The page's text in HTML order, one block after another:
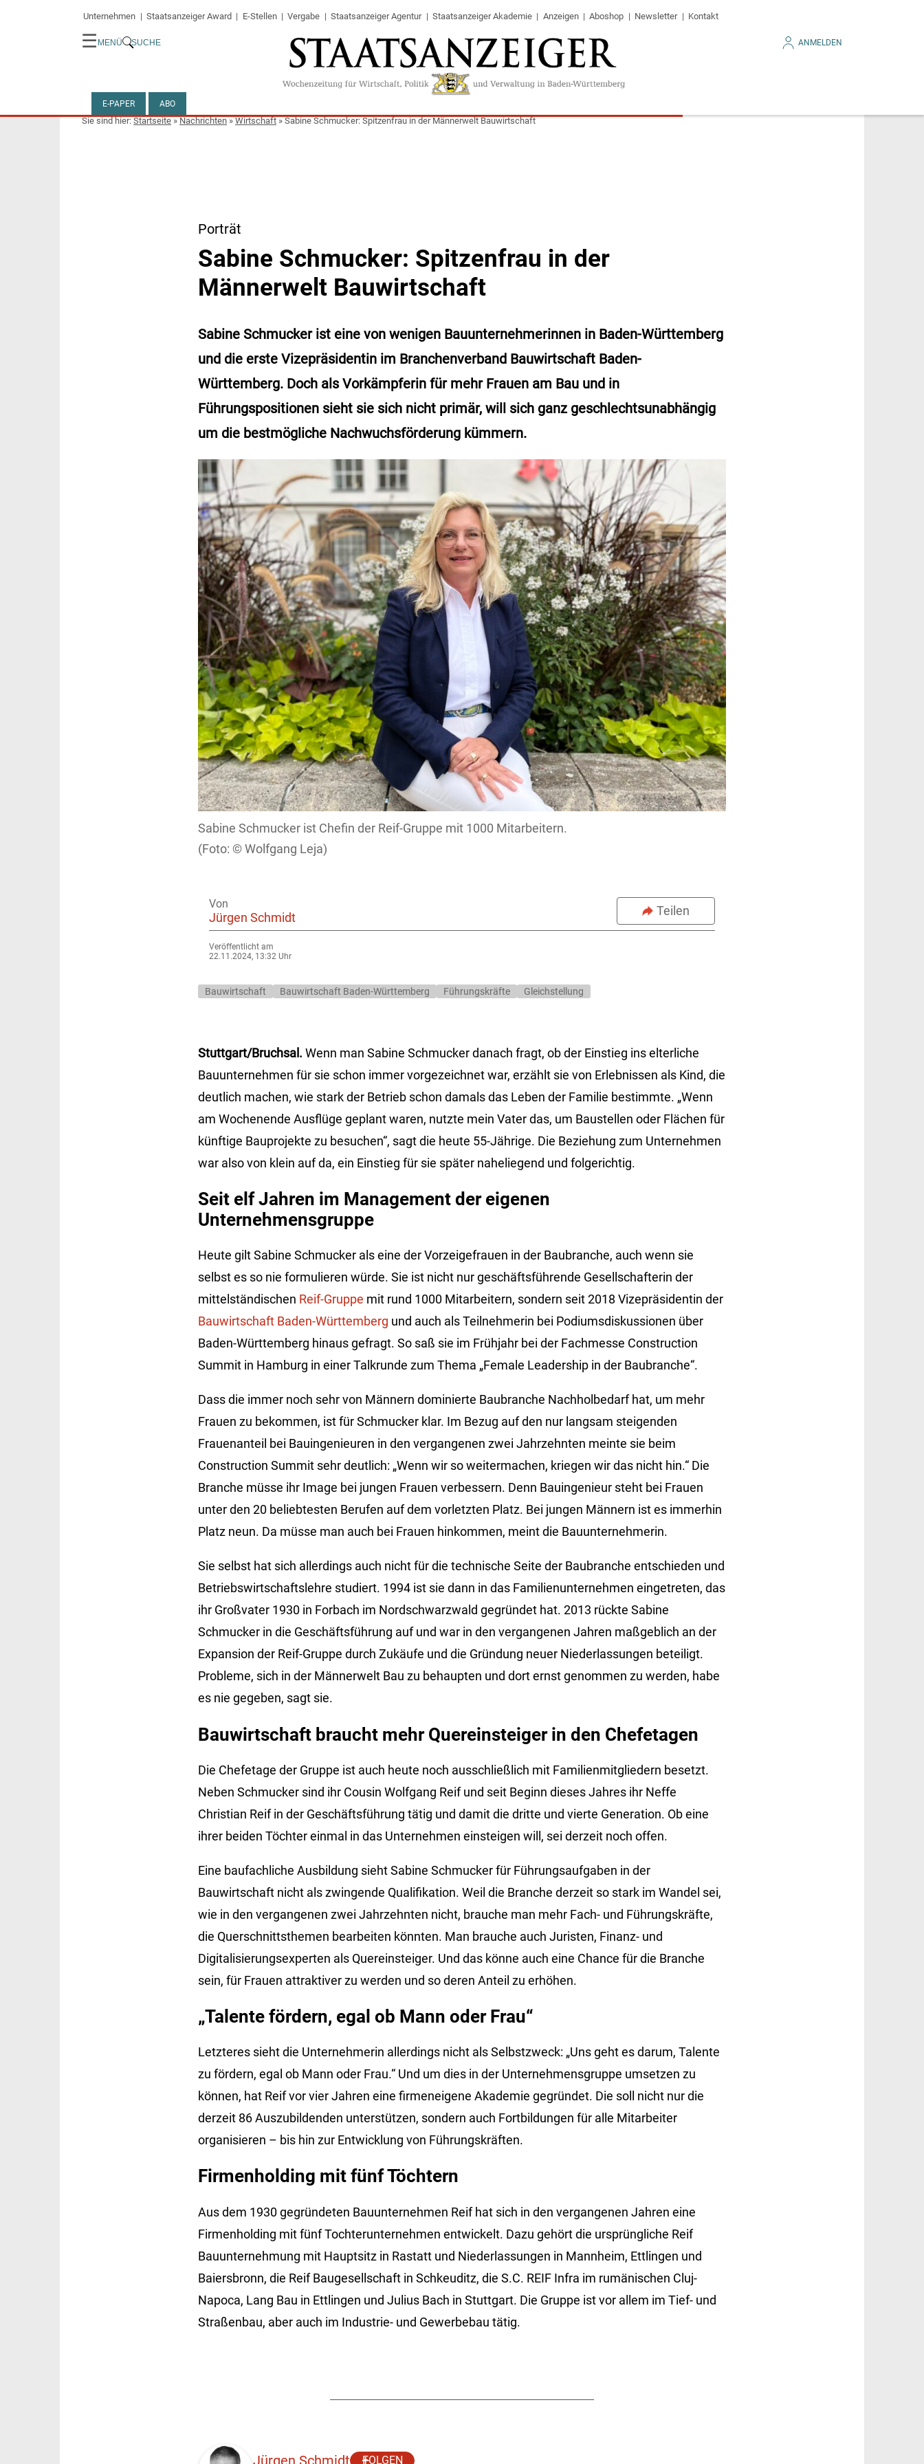
Unternehmen Staatsanzeiger Award E-Stellen Vergabe Staatsanzeiger Agentur Staatsanzeiger Akademie Anzeigen Aboshop Newsletter Kontakt
☰ MENÜ SUCHE ANMELDEN
E-PAPER ABO
Startseite»Nachrichten»Wirtschaft»Sabine Schmucker: Spitzenfrau in der Männerwelt Bauwirtschaft
Porträt
Sabine Schmucker: Spitzenfrau in der
Männerwelt Bauwirtschaft
Sabine Schmucker ist eine von wenigen Bauunternehmerinnen in Baden-Württemberg
und die erste Vizepräsidentin im Branchenverband Bauwirtschaft Baden-
Württemberg. Doch als Vorkämpferin für mehr Frauen am Bau und in
Führungspositionen sieht sie sich nicht primär, will sich ganz geschlechtsunabhängig
um die bestmögliche Nachwuchsförderung kümmern.
Sabine Schmucker ist Chefin der Reif-Gruppe mit 1000 Mitarbeitern.
Wolfgang Leja)
Von
Jürgen Schmidt Teilen
Veröffentlicht am
22.11.2024, 13:32 Uhr
Bauwirtschaft Bauwirtschaft Baden-Württemberg Führungskräfte Gleichstellung
Stuttgart/Bruchsal. Wenn man Sabine Schmucker danach fragt, ob der Einstieg ins elterliche
Bauunternehmen für sie schon immer vorgezeichnet war, erzählt sie von Erlebnissen als Kind, die
deutlich machen, wie stark der Betrieb schon damals das Leben der Familie bestimmte. „Wenn
am Wochenende Ausflüge geplant waren, nutzte mein Vater das, um Baustellen oder Flächen für
künftige Bauprojekte zu besuchen“, sagt die heute 55-Jährige. Die Beziehung zum Unternehmen
war also von klein auf da, ein Einstieg für sie später naheliegend und folgerichtig.
Seit elf Jahren im Management der eigenen
Unternehmensgruppe
Heute gilt Sabine Schmucker als eine der Vorzeigefrauen in der Baubranche, auch wenn sie
selbst es so nie formulieren würde. Sie ist nicht nur geschäftsführende Gesellschafterin der
mittelständischen Reif-Gruppe mit rund 1000 Mitarbeitern, sondern seit 2018 Vizepräsidentin der
Bauwirtschaft Baden-Württemberg und auch als Teilnehmerin bei Podiumsdiskussionen über
Baden-Württemberg hinaus gefragt. So saß sie im Frühjahr bei der Fachmesse Construction
Summit in Hamburg in einer Talkrunde zum Thema „Female Leadership in der Baubranche“.
Dass die immer noch sehr von Männern dominierte Baubranche Nachholbedarf hat, um mehr
Frauen zu bekommen, ist für Schmucker klar. Im Bezug auf den nur langsam steigenden
Frauenanteil bei Bauingenieuren in den vergangenen zwei Jahrzehnten meinte sie beim
Construction Summit sehr deutlich: „Wenn wir so weitermachen, kriegen wir das nicht hin.“ Die
Branche müsse ihr Image bei jungen Frauen verbessern. Denn Bauingenieur steht bei Frauen
unter den 20 beliebtesten Berufen auf dem vorletzten Platz. Bei jungen Männern ist es immerhin
Platz neun. Da müsse man auch bei Frauen hinkommen, meint die Bauunternehmerin.
Sie selbst hat sich allerdings auch nicht für die technische Seite der Baubranche entschieden und
Betriebswirtschaftslehre studiert. 1994 ist sie dann in das Familienunternehmen eingetreten, das
ihr Großvater 1930 in Forbach im Nordschwarzwald gegründet hat. 2013 rückte Sabine
Schmucker in die Geschäftsführung auf und war in den vergangenen Jahren maßgeblich an der
Expansion der Reif-Gruppe durch Zukäufe und die Gründung neuer Niederlassungen beteiligt.
Probleme, sich in der Männerwelt Bau zu behaupten und dort ernst genommen zu werden, habe
es nie gegeben, sagt sie.
Bauwirtschaft braucht mehr Quereinsteiger in den Chefetagen
Die Chefetage der Gruppe ist auch heute noch ausschließlich mit Familienmitgliedern besetzt.
Neben Schmucker sind ihr Cousin Wolfgang Reif und seit Beginn dieses Jahres ihr Neffe
Christian Reif in der Geschäftsführung tätig und damit die dritte und vierte Generation. Ob eine
ihrer beiden Töchter einmal in das Unternehmen einsteigen will, sei derzeit noch offen.
Eine baufachliche Ausbildung sieht Sabine Schmucker für Führungsaufgaben in der
Bauwirtschaft nicht als zwingende Qualifikation. Weil die Branche derzeit so stark im Wandel sei,
wie in den vergangenen zwei Jahrzehnten nicht, brauche man mehr Fach- und Führungskräfte,
die Querschnittsthemen bearbeiten könnten. Man brauche auch Juristen, Finanz- und
Digitalisierungsexperten als Quereinsteiger. Und das könne auch eine Chance für die Branche
sein, für Frauen attraktiver zu werden und so deren Anteil zu erhöhen.
„Talente fördern, egal ob Mann oder Frau“
Letzteres sieht die Unternehmerin allerdings nicht als Selbstzweck: „Uns geht es darum, Talente
zu fördern, egal ob Mann oder Frau.“ Und um dies in der Unternehmensgruppe umsetzen zu
können, hat Reif vor vier Jahren eine firmeneigene Akademie gegründet. Die soll nicht nur die
derzeit 86 Auszubildenden unterstützen, sondern auch Fortbildungen für alle Mitarbeiter
organisieren – bis hin zur Entwicklung von Führungskräften.
Firmenholding mit fünf Töchtern
Aus dem 1930 gegründeten Bauunternehmen Reif hat sich in den vergangenen Jahren eine
Firmenholding mit fünf Tochterunternehmen entwickelt. Dazu gehört die ursprüngliche Reif
Bauunternehmung mit Hauptsitz in Rastatt und Niederlassungen in Mannheim, Ettlingen und
Baiersbronn, die Reif Baugesellschaft in Schkeuditz, die S.C. REIF Infra im rumänischen Cluj-
Napoca, Lang Bau in Ettlingen und Julius Bach in Stuttgart. Die Gruppe ist vor allem im Tief- und
Straßenbau, aber auch im Industrie- und Gewerbebau tätig.
Jürgen Schmidt FOLGEN